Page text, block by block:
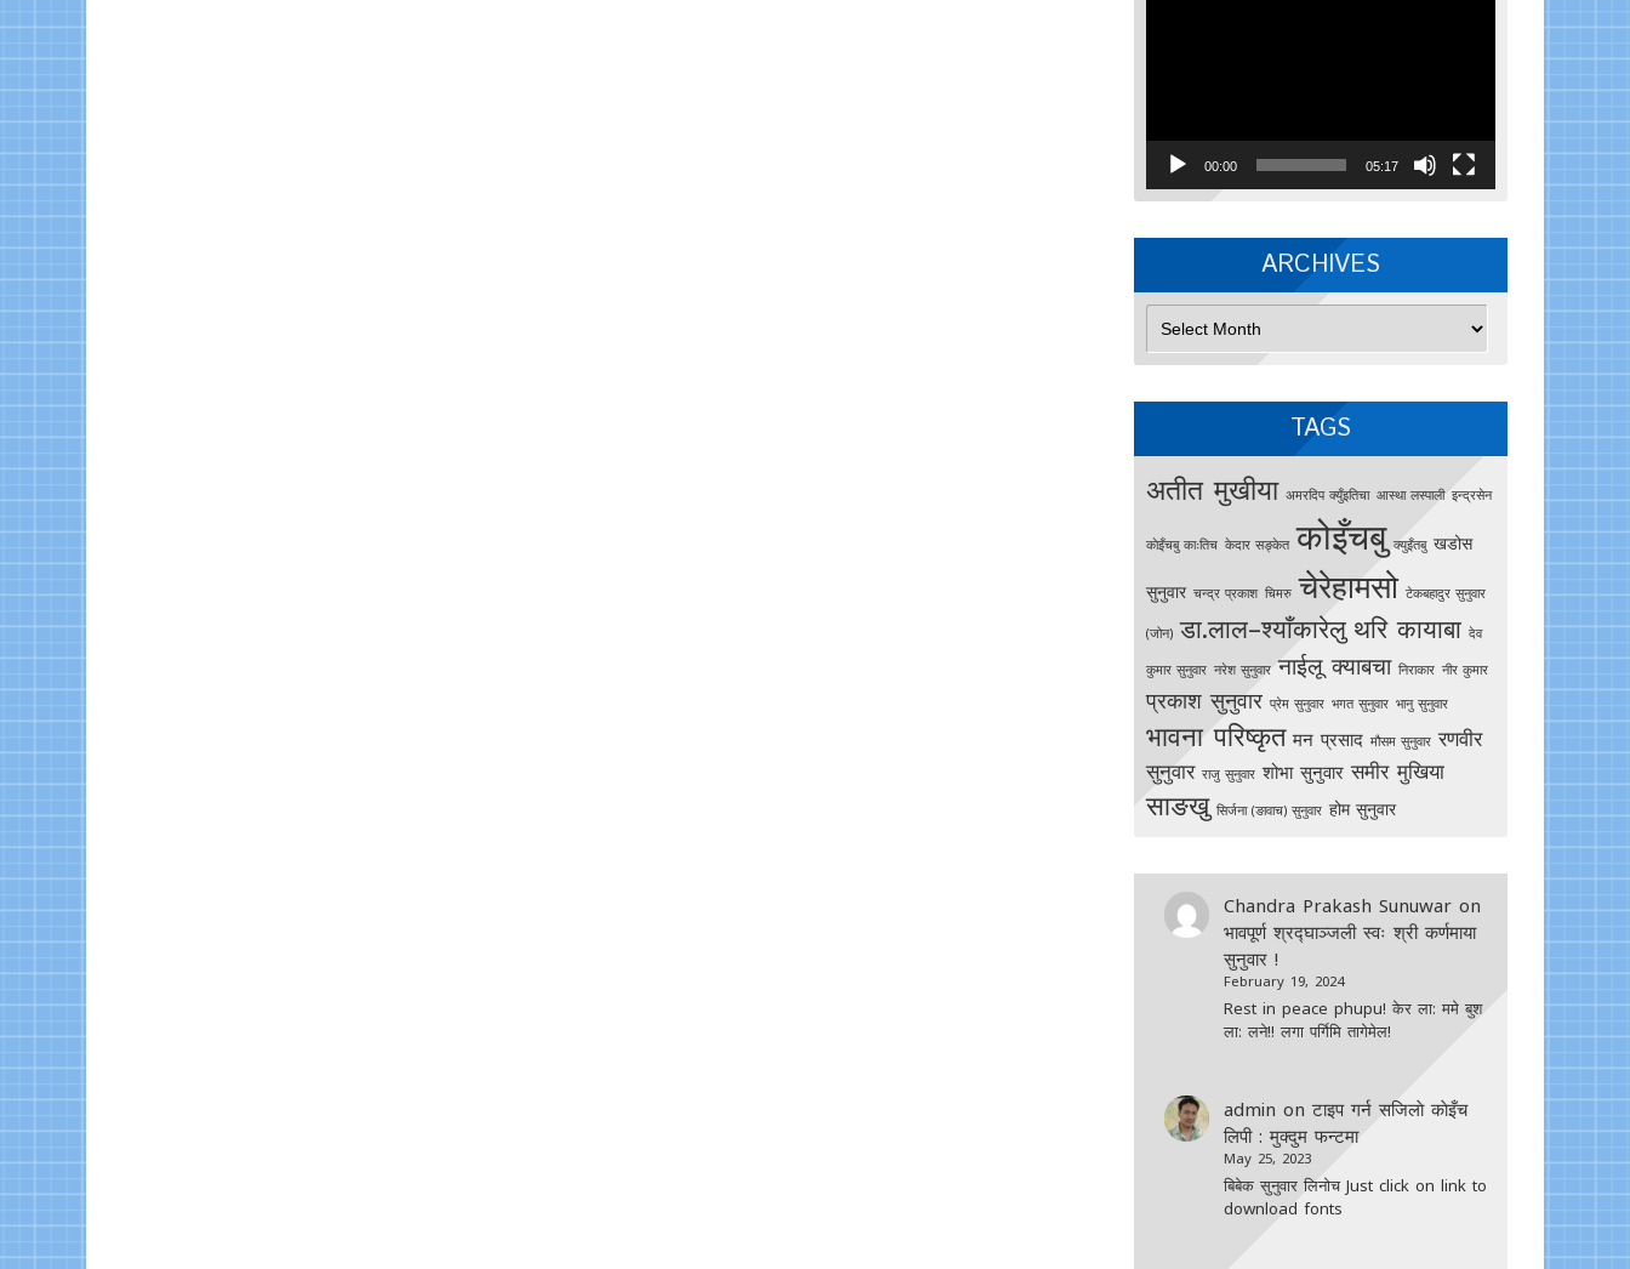
00:00 05:17
ARCHIVES
Archives
TAGS
अतीत मुखीया अमरदिप क्युँइतिचा आस्था लस्पाली इन्द्रसेन
काेइँचबु काःतिच केदार सङ्केत कोइँचबु क्युइँतबु खडोस
सुनुवार चन्द्र प्रकाश चिमरु चेरेहामसो टेकबहादुर सुनुवार
(जोन) डा.लाल–श्याँकारेलु थरि कायाबा देव
कुमार सुनुवार नरेश सुनुवार नाईलू क्याबचा निराकार नीर कुमार
प्रकाश सुनुवार प्रेम सुनुवार भगत सुनुवार भानु सुनुवार
भावना परिष्कृत मन प्रसाद मौसम सुनुवार रणवीर
सुनुवार राजु सुनुवार शोभा सुनुवार समीर मुखिया
साङखु सिर्जना (ङावाच) सुनुवार होम सुनुवार
Chandra Prakash Sunuwaron
भावपूर्ण श्रद्घाञ्जली स्वः श्री कर्णमाया
सुनुवार !
February 19, 2024
Rest in peace phupu! केर ला: ममे बुश
ला: लने!! लगा पर्गिमि तागेमेल!
admin onटाइप गर्न सजिलाे काेइँच
लिपी : मुक्दुम फन्टमा
May 25, 2023
बिबेक सुनुवार लिनोच Just click on link to
download fonts